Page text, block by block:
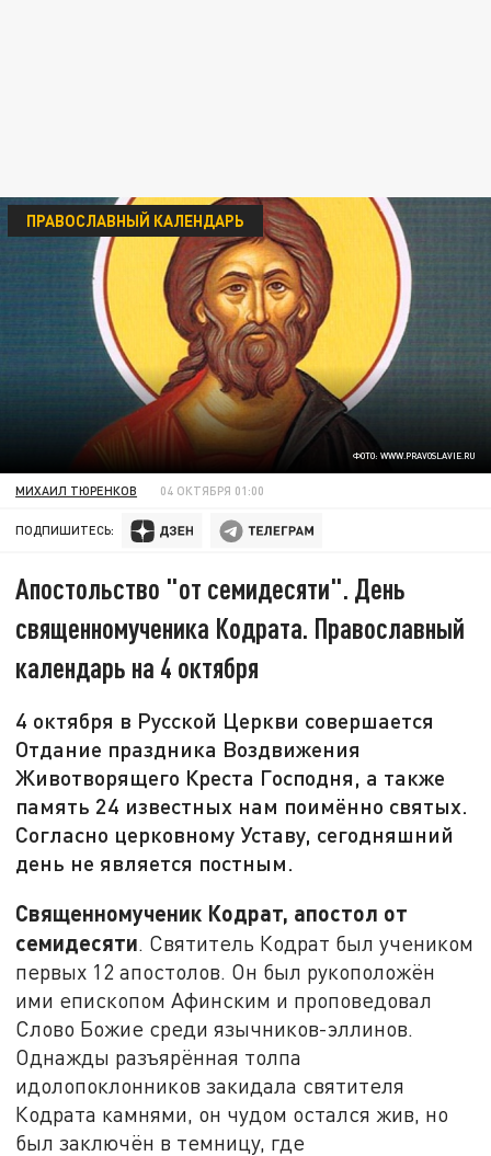
ФОТО: WWW.PRAVOSLAVIE.RU
ПРАВОСЛАВНЫЙ КАЛЕНДАРЬ
МИХАИЛ ТЮРЕНКОВ 04 ОКТЯБРЯ 01:00
ПОДПИШИТЕСЬ:
Апостольство "от семидесяти". День
священномученика Кодрата. Православный
календарь на 4 октября
4 октября в Русской Церкви совершается
Отдание праздника Воздвижения
Животворящего Креста Господня, а также
память 24 известных нам поимённо святых.
Согласно церковному Уставу, сегодняшний
день не является постным.
Священномученик Кодрат, апостол от
семидесяти. Святитель Кодрат был учеником
первых 12 апостолов. Он был рукоположён
ими епископом Афинским и проповедовал
Слово Божие среди язычников-эллинов.
Однажды разъярённая толпа
идолопоклонников закидала святителя
Кодрата камнями, он чудом остался жив, но
был заключён в темницу, где